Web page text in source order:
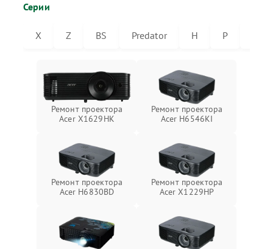
Серии
X Z BS Predator H P
Ремонт проектора
Acer X1629HK
Ремонт проектора
Acer H6546KI
Ремонт проектора
Acer H6830BD
Ремонт проектора
Acer X1229HP